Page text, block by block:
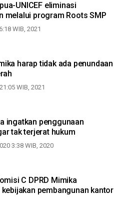
UNICEF eliminasi
melalui program Roots SMP
WIB, 2021
harap tidak ada penundaan
WIB, 2021
ingatkan penggunaan
tak terjerat hukum
3:38 WIB, 2020
C DPRD Mimika
pembangunan kantor